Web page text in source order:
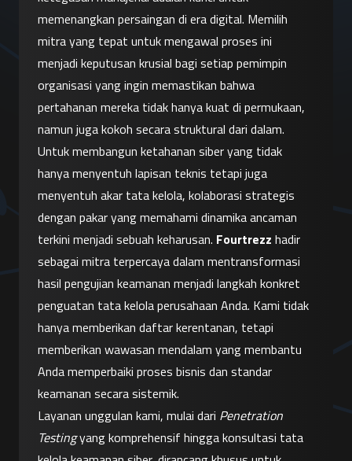
memenangkan persaingan di era digital. Memilih
mitra yang tepat untuk mengawal proses ini
menjadi keputusan krusial bagi setiap pemimpin
organisasi yang ingin memastikan bahwa
pertahanan mereka tidak hanya kuat di permukaan,
namun juga kokoh secara struktural dari dalam.
Untuk membangun ketahanan siber yang tidak
hanya menyentuh lapisan teknis tetapi juga
menyentuh akar tata kelola, kolaborasi strategis
dengan pakar yang memahami dinamika ancaman
terkini menjadi sebuah keharusan. Fourtrezz hadir
sebagai mitra terpercaya dalam mentransformasi
hasil pengujian keamanan menjadi langkah konkret
penguatan tata kelola perusahaan Anda. Kami tidak
hanya memberikan daftar kerentanan, tetapi
memberikan wawasan mendalam yang membantu
Anda memperbaiki proses bisnis dan standar
keamanan secara sistemik.
Layanan unggulan kami, mulai dari Penetration
Testing yang komprehensif hingga konsultasi tata